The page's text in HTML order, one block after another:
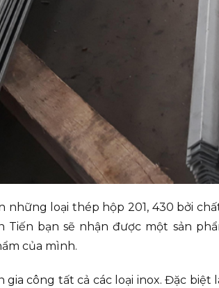
những loại thép hộp 201, 430 bởi
Tiến bạn sẽ nhận được một sản
của mình.
công tất cả các loại inox. Đặc